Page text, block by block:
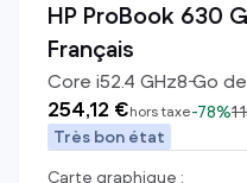
HP ProBook 630
Français
Core i52.4 GHz8Go de
254,12 €hors taxe-78%1
Très bon état
Carte graphique :